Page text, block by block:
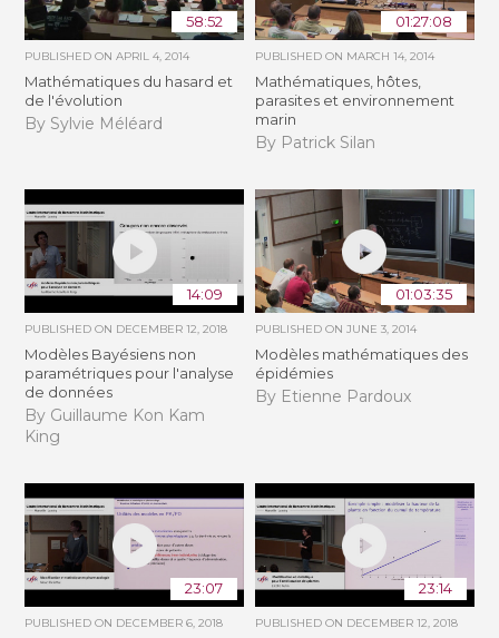
58:52
PUBLISHED ONAPRIL 4, 2014
Mathématiques du hasard et
de l'évolution
By Sylvie Méléard
01:27:08
PUBLISHED ON MARCH 14, 2014
Mathématiques, hôtes,
parasites et environnement
marin
By Patrick Silan
14:09
PUBLISHED ON DECEMBER 12, 2018
Modèles Bayésiens non
paramétriques pour l'analyse
de données
By Guillaume Kon Kam
King
01:03:35
PUBLISHED ON JUNE 3, 2014
Modèles mathématiques des
épidémies
By Etienne Pardoux
23:07
PUBLISHED ON DECEMBER 6, 2018
23:14
PUBLISHED ON DECEMBER 12, 2018